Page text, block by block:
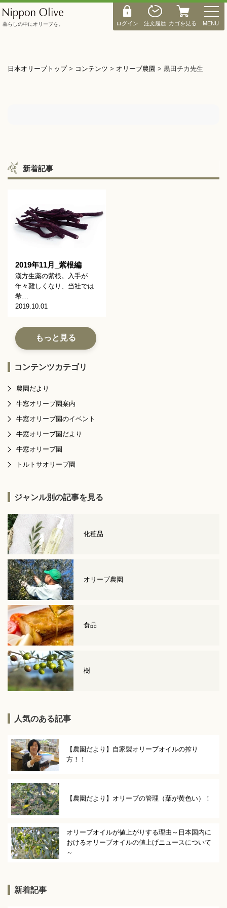
ログイン 注文履歴 カゴを見る
M
E
N
MENU
暮らしの中にオリーブを。
日本オリーブトップ> コンテンツ > オリーブ農園 > 黒田チカ先生
新着記事
2019年11月_紫根編
漢方生薬の紫根。入手が
年々難しくなり、当社では
希…
2019.10.01
もっと見る
コンテンツカテゴリ
農園だより
牛窓オリーブ園案内
牛窓オリーブ園のイベント
牛窓オリーブ園だより
牛窓オリーブ園
トルトサオリーブ園
ジャンル別の記事を見る
化粧品
オリーブ農園
食品
樹
人気のある記事
【農園だより】自家製オリーブオイルの搾り
方！！
【農園だより】オリーブの管理（葉が黄色い）！
オリーブオイルが値上がりする理由～日本国内に
おけるオリーブオイルの値上げニュースについて
～
新着記事